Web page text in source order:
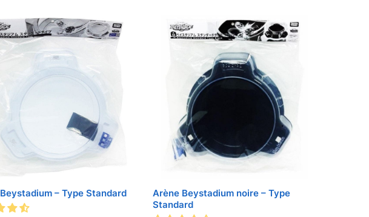
– Type Standard
Arène Beystadium noire – Type
Standard